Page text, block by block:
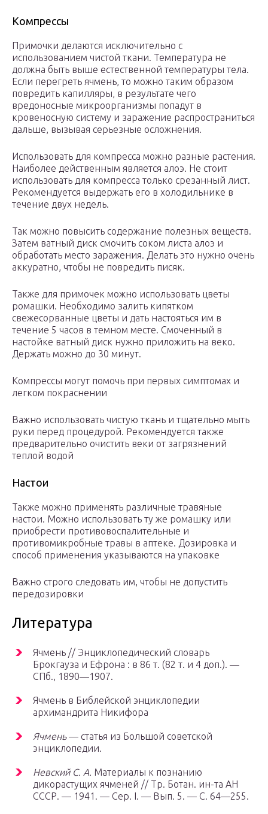
Компрессы
Примочки делаются исключительно с
использованием чистой ткани. Температура не
должна быть выше естественной температуры тела.
Если перегреть ячмень, то можно таким образом
повредить капилляры, в результате чего
вредоносные микроорганизмы попадут в
кровеносную систему и заражение распространиться
дальше, вызывая серьезные осложнения.
Использовать для компресса можно разные растения.
Наиболее действенным является алоэ. Не стоит
использовать для компресса только срезанный лист.
Рекомендуется выдержать его в холодильнике в
течение двух недель.
Так можно повысить содержание полезных веществ.
Затем ватный диск смочить соком листа алоэ и
обработать место заражения. Делать это нужно очень
аккуратно, чтобы не повредить писяк.
Также для примочек можно использовать цветы
ромашки. Необходимо залить кипятком
свежесорванные цветы и дать настояться им в
течение 5 часов в темном месте. Смоченный в
настойке ватный диск нужно приложить на веко.
Держать можно до 30 минут.
Компрессы могут помочь при первых симптомах и
легком покраснении
Важно использовать чистую ткань и тщательно мыть
руки перед процедурой. Рекомендуется также
предварительно очистить веки от загрязнений
теплой водой
Настои
Также можно применять различные травяные
настои. Можно использовать ту же ромашку или
приобрести противовоспалительные и
противомикробные травы в аптеке. Дозировка и
способ применения указываются на упаковке
Важно строго следовать им, чтобы не допустить
передозировки
Литература
Ячмень // Энциклопедический словарь
Брокгауза и Ефрона : в 86 т. (82 т. и 4 доп.). —
СПб., 1890—1907.
Ячмень в Библейской энциклопедии
архимандрита Никифора
Ячмень— статья из Большой советской
энциклопедии.
Невский С. А. Материалы к познанию
дикорастущих ячменей // Тр. Ботан. ин-та АН
СССР. — 1941. — Сер. I. — Вып. 5. — С. 64—255.